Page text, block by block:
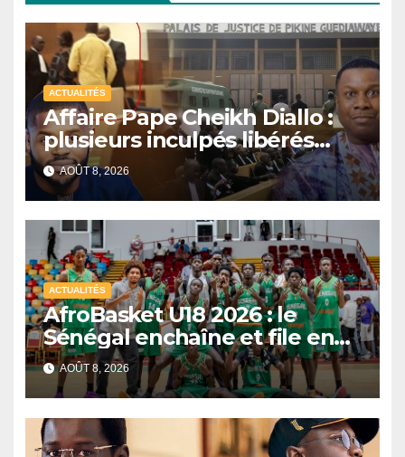
ACTUALITÉS
Affaire Pape Cheikh Diallo :
plusieurs inculpés libérés
après un non-lieu partiel
AOÛT 8, 2026
ACTUALITÉS
AfroBasket U18 2026 : le
Sénégal enchaîne et file en
quarts de finale
AOÛT 8, 2026